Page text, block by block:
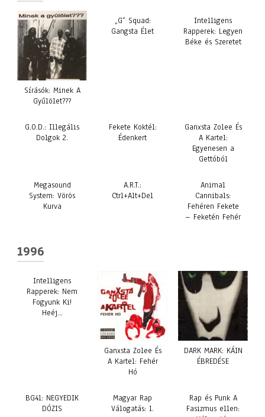
Sírásók: Minek A
Gyűlölet???
„G” Squad:
Gangsta Élet
Intelligens
Rapperek: Legyen
Béke és Szeretet
G.O.D.: Illegális
Dolgok 2.
Fekete Koktél:
Édenkert
Ganxsta Zolee És
A Kartel:
Egyenesen a
Gettóból
Megasound
System: Vörös
Kurva
A.R.T.:
Ctrl+Alt+Del
Animal
Cannibals:
Fehéren Fekete
– Feketén Fehér
1996
Intelligens
Rapperek: Nem
Fogyunk Ki!
Heéj…
Ganxsta Zolee És
A Kartel: Fehér
Hó
DARK MARK: KÁIN
ÉBREDÉSE
BG41: NEGYEDIK
DÓZIS
Magyar Rap
Válogatás: 1.
Rap és Punk A
Fasizmus ellen: